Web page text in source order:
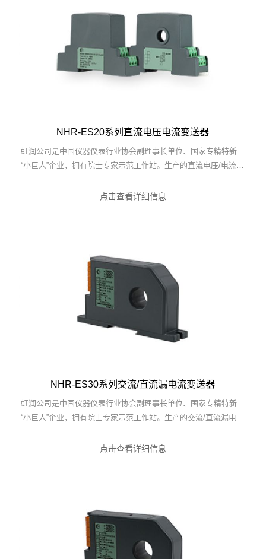
准，参与国际5G标准制定。产品广泛应用于工业自动化、电力、
新能源、科研实验基础设施等需要电力参数监测的领域。
NHR-ES20系列直流电压电流变送器
虹润公司是中国仪器仪表行业协会副理事长单位、国家专精特新
“小巨人”企业，拥有院士专家示范工作站。生产的直流电压/电流变
干扰、全隔离设计等特点。产品获得一种交流信号变送器、交直流
信号转换电路、基于DCS技术的盘装式三相电量表等3项国家发明
准，参与国际5G标准制定。产品广泛应用于工业自动化、电力、
新能源、科研实验基础设施等需要电力参数监测的领域。
点击查看详细信息
NHR-ES30系列交流/直流漏电流变送器
虹润公司是中国仪器仪表行业协会副理事长单位、国家专精特新
“小巨人”企业，拥有院士专家示范工作站。生产的交流/直流漏电流
干扰、全隔离设计等特点。产品获得一种交流信号变送器、交直流
信号转换电路、基于DCS技术的盘装式三相电量表等3项国家发明
准，参与国际5G标准制定。产品广泛应用于工业自动化、电力、
新能源、科研实验基础设施等需要电力参数监测的领域。
点击查看详细信息